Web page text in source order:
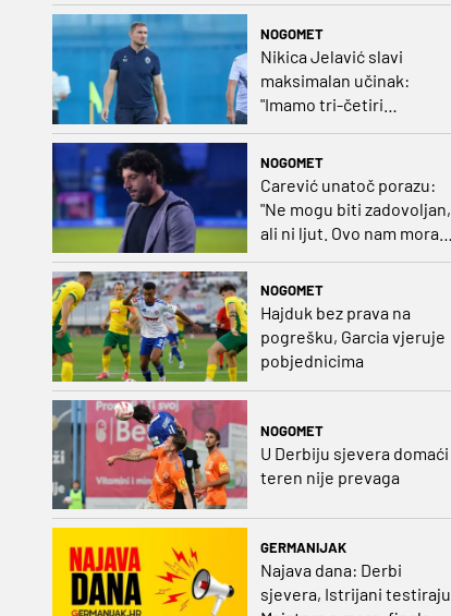
NOGOMET
Nikica Jelavić slavi
maksimalan učinak:
"Imamo tri-četiri
senatora koji vode naš
NOGOMET
Carević unatoč porazu:
"Ne mogu biti zadovoljan,
ali ni ljut. Ovo nam mora
NOGOMET
Hajduk bez prava na
pogrešku, Garcia vjeruje
pobjednicima
NOGOMET
U Derbiju sjevera domaći
teren nije prevaga
GERMANIJAK
Najava dana: Derbi
sjevera, Istrijani testiraju